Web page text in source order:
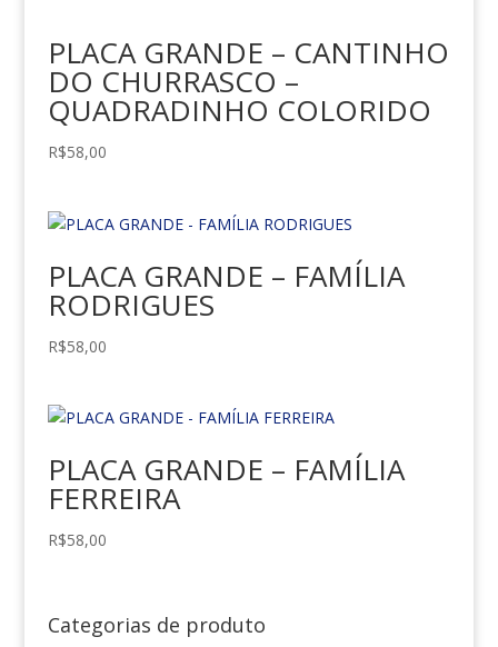
PLACA GRANDE – CANTINHO
DO CHURRASCO –
QUADRADINHO COLORIDO
R$58,00
PLACA GRANDE – FAMÍLIA
RODRIGUES
R$58,00
PLACA GRANDE – FAMÍLIA
FERREIRA
R$58,00
Categorias de produto